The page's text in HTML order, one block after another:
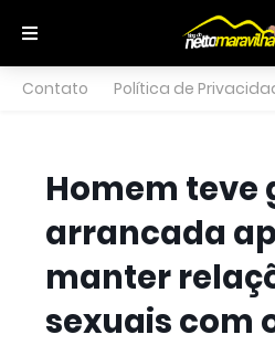
Contato Política de
Homem teve
arrancada
manter
sexuais com